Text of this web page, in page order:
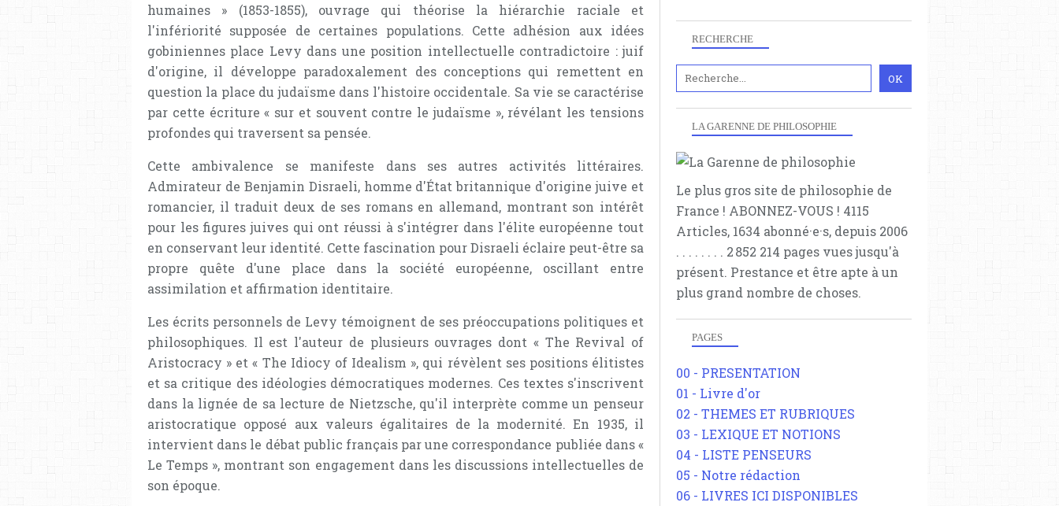
humaines » (1853-1855), ouvrage qui théorise la hiérarchie raciale et
l'infériorité supposée de certaines populations. Cette adhésion aux idées
gobiniennes place Levy dans une position intellectuelle contradictoire : juif
d'origine, il développe paradoxalement des conceptions qui remettent en
question la place du judaïsme dans l'histoire occidentale. Sa vie se caractérise
par cette écriture « sur et souvent contre le judaïsme », révélant les tensions
profondes qui traversent sa pensée.
Cette ambivalence se manifeste dans ses autres activités littéraires.
Admirateur de Benjamin Disraeli, homme d'État britannique d'origine juive et
romancier, il traduit deux de ses romans en allemand, montrant son intérêt
pour les figures juives qui ont réussi à s'intégrer dans l'élite européenne tout
en conservant leur identité. Cette fascination pour Disraeli éclaire peut-être sa
propre quête d'une place dans la société européenne, oscillant entre
assimilation et affirmation identitaire.
Les écrits personnels de Levy témoignent de ses préoccupations politiques et
philosophiques. Il est l'auteur de plusieurs ouvrages dont « The Revival of
Aristocracy » et « The Idiocy of Idealism », qui révèlent ses positions élitistes
et sa critique des idéologies démocratiques modernes. Ces textes s'inscrivent
dans la lignée de sa lecture de Nietzsche, qu'il interprète comme un penseur
aristocratique opposé aux valeurs égalitaires de la modernité. En 1935, il
intervient dans le débat public français par une correspondance publiée dans «
Le Temps », montrant son engagement dans les discussions intellectuelles de
son époque.
RECHERCHE
LA GARENNE DE PHILOSOPHIE
Le plus gros site de philosophie de
France ! ABONNEZ-VOUS ! 4115
Articles, 1634 abonné·e·s, depuis 2006
. . . . . . . . 2 852 214 pages vues jusqu'à
présent. Prestance et être apte à un
plus grand nombre de choses.
PAGES
00 - PRESENTATION
01 - Livre d'or
02 - THEMES ET RUBRIQUES
03 - LEXIQUE ET NOTIONS
04 - LISTE PENSEURS
05 - Notre rédaction
06 - LIVRES ICI DISPONIBLES